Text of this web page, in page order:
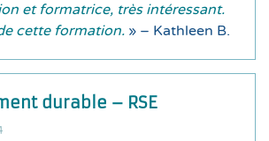
et formatrice, très intéressant.
cette formation. » – Kathleen B.
durable – RSE